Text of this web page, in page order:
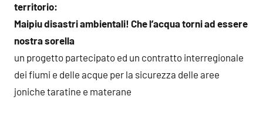
territorio:
Maipiu disastri ambientali! Che l’acqua torni ad essere
nostra sorella
un progetto partecipato ed un contratto interregionale
dei fiumi e delle acque per la sicurezza delle aree
joniche taratine e materane